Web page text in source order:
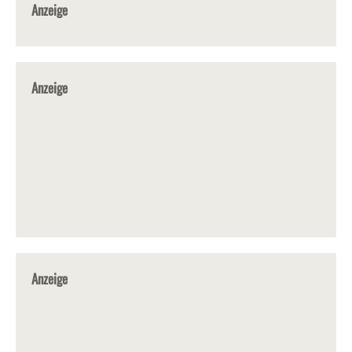
Anzeige
Anzeige
Anzeige